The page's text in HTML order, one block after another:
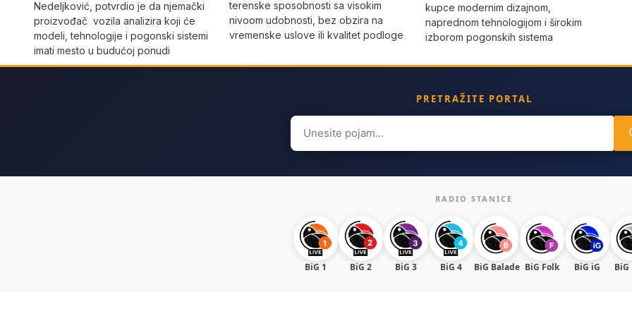
Nedeljković, potvrdio je da njemački
proizvođač vozila analizira koji će
modeli, tehnologije i pogonski sistemi
imati mesto u budućoj ponudi
terenske sposobnosti sa visokim
nivoom udobnosti, bez obzira na
vremenske uslove ili kvalitet podloge
kupce modernim dizajnom,
naprednom tehnologijom i širokim
izborom pogonskih sistema
PRETRAŽITE PORTAL
Search
for:
RADIO STANICE
BiG 1 BiG 2 BiG 3 BiG 4 BiG Balade BiG Folk BiG iG BiG